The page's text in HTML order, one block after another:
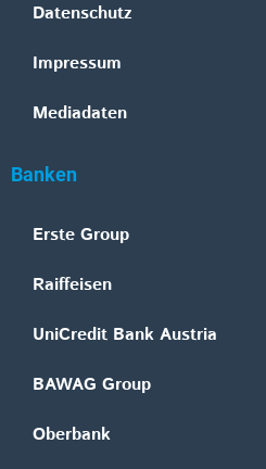
Datenschutz
Impressum
Mediadaten
Banken
Erste Group
Raiffeisen
UniCredit Bank Austria
BAWAG Group
Oberbank